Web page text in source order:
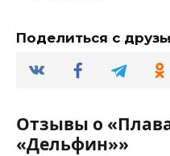
Поделиться с
Отзывы о
«Дельфин»»